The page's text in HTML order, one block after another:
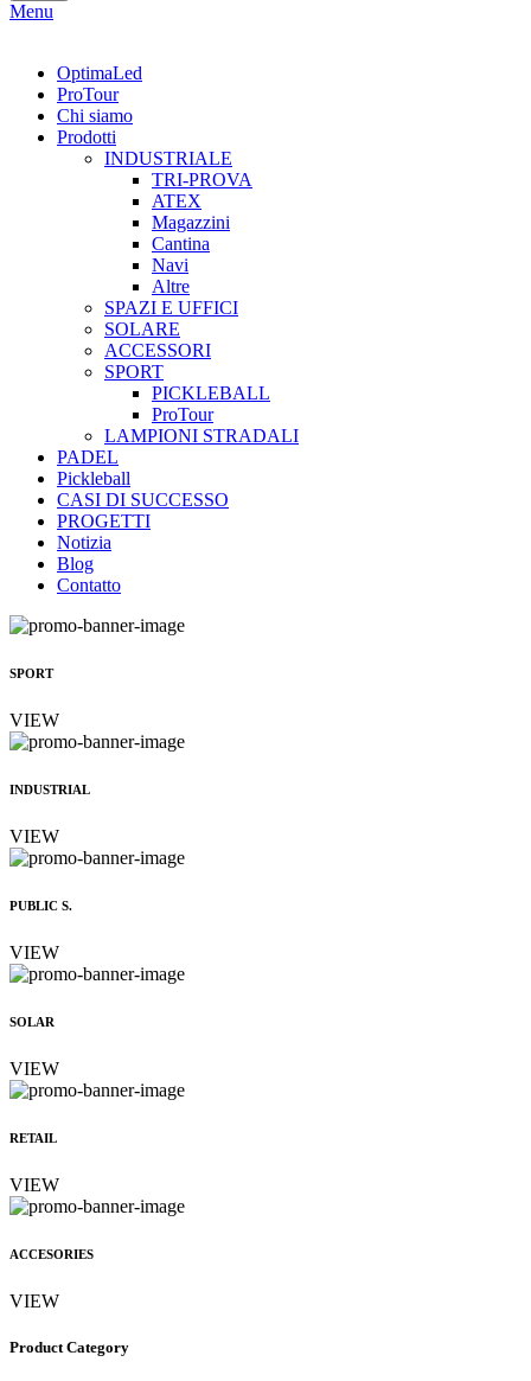
Menu
OptimaLed
ProTour
Chi siamo
Prodotti
INDUSTRIALE
TRI-PROVA
ATEX
Magazzini
Cantina
Navi
Altre
SPAZI E UFFICI
SOLARE
ACCESSORI
SPORT
PICKLEBALL
ProTour
LAMPIONI STRADALI
PADEL
Pickleball
CASI DI SUCCESSO
PROGETTI
Notizia
Blog
Contatto
SPORT
VIEW
INDUSTRIAL
VIEW
PUBLIC S.
VIEW
SOLAR
VIEW
RETAIL
VIEW
ACCESORIES
VIEW
Product Category